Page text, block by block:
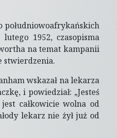
południowoafrykańskich
1952, czasopisma
na temat kampanii
stwierdzenia.
wskazał na lekarza
i powiedział: „Jesteś
całkowicie wolna od
lekarz nie żył już od